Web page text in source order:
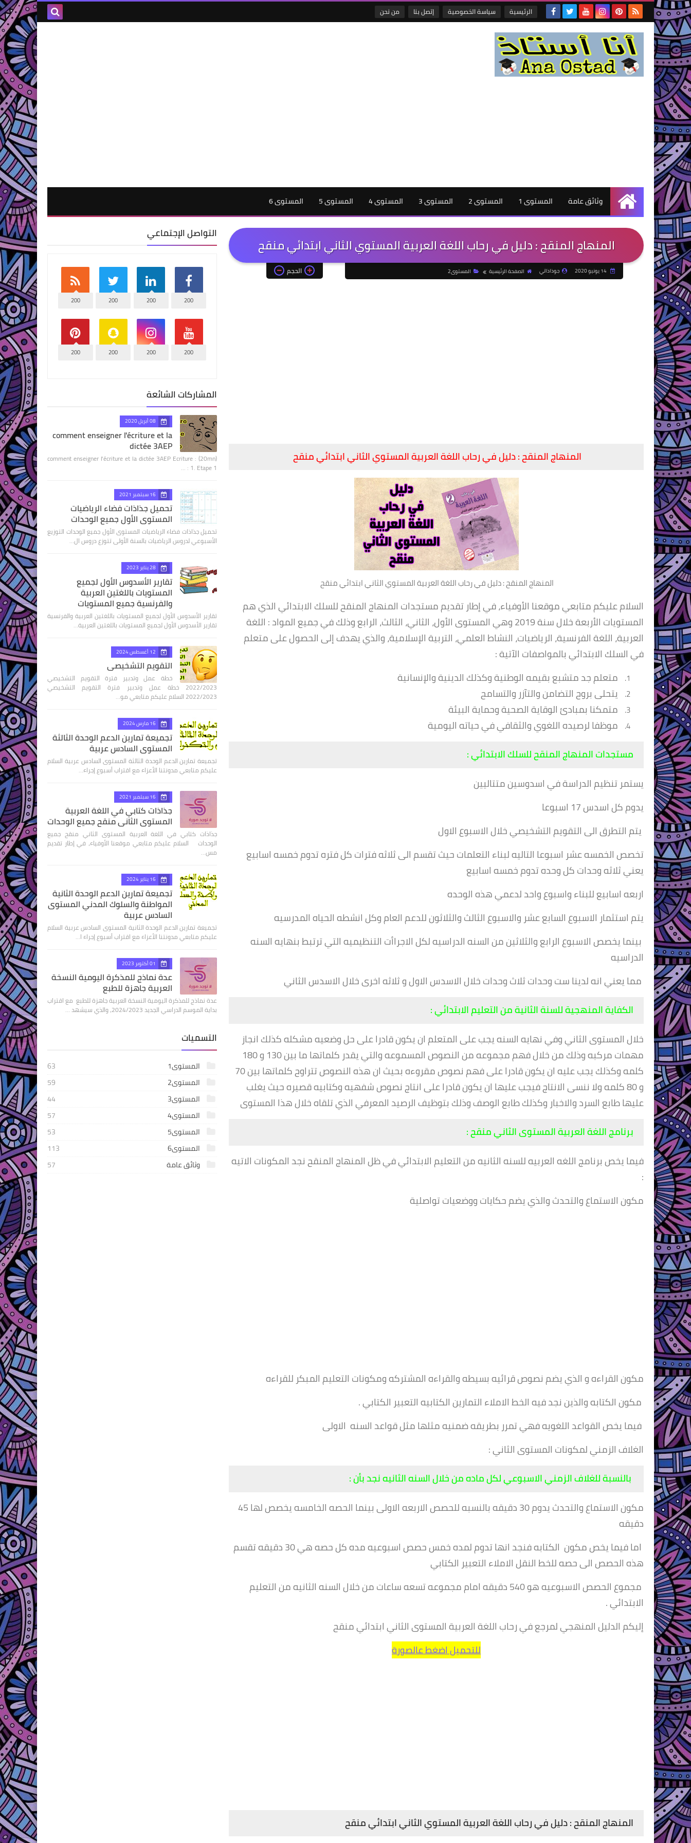
الرئيسية سياسة الخصوصية إتصل بنا من نحن
الرئيسية
وثائق عامة المستوى 1 المستوى 2 المستوى 3 المستوى 4 المستوى 5 المستوى 6
المنهاج المنقح : دليل في رحاب اللغة العربية المستوي الثاني ابتدائي منقح
14 يونيو 2020 جوذاذاتي الصفحة الرئيسية المستوى2 الحجم
المنهاج المنقح : دليل في رحاب اللغة العربية المستوي الثاني ابتدائي منقح
المنهاج المنقح : دليل في رحاب اللغة العربية المستوي الثاني ابتدائي منقح
السلام عليكم متابعي موقعنا الأوفياء، في إطار تقديم مستجدات المنهاج المنقح للسلك الابتدائي الذي هم
المستويات الأربعة خلال سنة 2019 وهي المستوى الأول، الثاني، الثالث، الرابع وذلك في جميع المواد : اللغة
العربية، اللغة الفرنسية، الرياضيات، النشاط العلمي، التربية الإسلامية، والذي يهدف إلى الحصول على متعلم
في السلك الابتدائي بالمواصفات الآتية :
متعلم جد متشبع بقيمه الوطنية وكذلك الدينية والإنسانية
يتحلى بروح التضامن والتآزر والتسامح
متمكنا بمبادئ الوقاية الصحية وحماية البيئة
موظفا لرصيده اللغوي والثقافي في حياته اليومية
مستجدات المنهاج المنقح للسلك الابتدائي :
يستمر تنظيم الدراسة في اسدوسين متتاليين
يدوم كل اسدس 17 اسبوعا
يتم التطرق الى التقويم التشخيصي خلال الاسبوع الاول
تخصص الخمسه عشر اسبوعا التاليه لبناء التعلمات حيث تقسم الى ثلاثه فترات كل فتره تدوم خمسه اسابيع
يعني ثلاثه وحدات كل وحده تدوم خمسه اسابيع
اربعه اسابيع للبناء واسبوع واحد لدعمي هذه الوحده
يتم استثمار الاسبوع السابع عشر والاسبوع الثالث والثلاثون للدعم العام وكل انشطه الحياه المدرسيه
بينما يخصص الاسبوع الرابع والثلاثين من السنه الدراسيه لكل الاجراأت التنظيميه التي ترتبط بنهايه السنه
الدراسيه
مما يعني انه لدينا ست وحدات ثلاث وحدات خلال الاسدس الاول و ثلاثه اخرى خلال الاسدس الثاني
الكفاية المنهجية للسنة الثانية من التعليم الابتدائي :
خلال المستوى الثاني وفي نهايه السنه يجب على المتعلم ان يكون قادرا على حل وضعيه مشكله كذلك انجاز
مهمات مركبه وذلك من خلال فهم مجموعه من النصوص المسموعه والتي يقدر كلماتها ما بين 130 و 180
كلمه وكذلك يجب عليه ان يكون قادرا على فهم نصوص مقروءه بحيث ان هذه النصوص تتراوح كلماتها بين 70
و 80 كلمه ولا ننسى الانتاج فيجب عليها ان يكون قادرا على انتاج نصوص شفهيه وكتابيه قصيره حيث يغلب
عليها طابع السرد والاخبار وكذلك طابع الوصف وذلك بتوظيف الرصيد المعرفي الذي تلقاه خلال هذا المستوى
برنامج اللغة العربية المستوى الثاني منقح :
فيما يخص برنامج اللغه العربيه للسنه الثانيه من التعليم الابتدائي في ظل المنهاج المنقح نجد المكونات الاتيه
:
مكون الاستماع والتحدث والذي يضم حكايات ووضعيات تواصلية
مكون القراءه و الذي يضم نصوص قرائيه بسيطه والقراءه المشتركه ومكونات التعليم المبكر للقراءه
مكون الكتابه والذين نجد فيه الخط الاملاء التمارين الكتابيه التعبير الكتابي .
فيما يخص القواعد اللغويه فهي تمرر بطريقه ضمنيه مثلها مثل قواعد السنه الاولى
الغلاف الزمني لمكونات المستوى الثاني :
بالنسبة للغلاف الزمني الاسبوعي لكل ماده من خلال السنه الثانيه نجد بأن :
مكون الاستماع والتحدث يدوم 30 دقيقه بالنسبه للحصص الاربعه الاولى بينما الحصه الخامسه يخصص لها 45
دقيقه
اما فيما يخص مكون الكتابه فنجد انها تدوم لمده خمس حصص اسبوعيه مده كل حصه هي 30 دقيقه تقسم
هذه الحصص الى حصه للخط النقل الاملاء التعبير الكتابي
مجموع الحصص الاسبوعيه هو 540 دقيقه امام مجموعه تسعه ساعات من خلال السنه الثانيه من التعليم
الابتدائي .
إليكم الدليل المنهجي لمرجع في رحاب اللغة العربية المستوى الثاني ابتدائي منقح
للتحميل اضغط عالصورة
المنهاج المنقح : دليل في رحاب اللغة العربية المستوي الثاني ابتدائي منقح
التواصل الإجتماعي
200
200
200
200
200
200
200
200
المشاركات الشائعة
08 أبريل 2020
comment enseigner l'écriture et la
dictée 3AEP
comment enseigner l'écriture et la dictée 3AEP Ecriture : (20mn)
1. Etape 1 : …
16 سبتمبر 2021
تحميل جذاذات فضاء الرياضيات
المستوى الأول جميع الوحدات
تحميل جذاذات فضاء الرياضيات المستوى الأول جميع الوحدات التوزيع
الأسبوعي لدروس الرياضيات بالسنة الأولى تتوزع دروس ال…
28 يناير 2023
تقارير الأسدوس الأول لجميع
المستويات باللغتين العربية
والفرنسية جميع المستويات
تقارير الأسدوس الأول لجميع المستويات باللغتين العربية والفرنسية
تقارير الأسدوس الأول لجميع المستويات باللغتين العربية…
12 أغسطس 2024
التقويم التشخيصي
خطة عمل وتدبير فترة التقويم التشخيصي
2022/2023 خطة عمل وتدبير فترة التقويم التشخيصي
2022/2023 السلام عليكم متابعي مو…
16 مارس 2024
تجميعة تمارين الدعم الوحدة الثالثة
المستوى السادس عربية
تجميعة تمارين الدعم الوحدة الثالثة المستوى السادس عربية السلام
عليكم متابعي مدونتنا الأعزاء مع اقتراب أسبوع إجراء…
16 سبتمبر 2021
جذاذات كتابي في اللغة العربية
المستوى الثاني منقح جميع الوحدات
جذاذات كتابي في اللغة العربية المستوى الثاني منقح جميع
الوحدات السلام عليكم متابعي موقعنا الأوفياء، في إطار تقديم
مس…
16 يناير 2024
تجميعة تمارين الدعم الوحدة الثانية
المواطنة والسلوك المدني المستوى
السادس عربية
تجميعة تمارين الدعم الوحدة الثانية المستوى السادس عربية السلام
عليكم متابعي مدونتنا الأعزاء مع اقتراب أسبوع إجراء ا…
01 أكتوبر 2023
عدة نماذج للمذكرة اليومية النسخة
العربية جاهزة للطبع
عدة نماذج للمذكرة اليومية النسخة العربية جاهزة للطبع مع اقتراب
بداية الموسم الدراسي الجديد 2024/2023، والذي سيشهد …
التسميات
المستوى1
63
المستوى2
59
المستوى3
44
المستوى4
57
المستوى5
53
المستوى6
113
وثائق عامة
57